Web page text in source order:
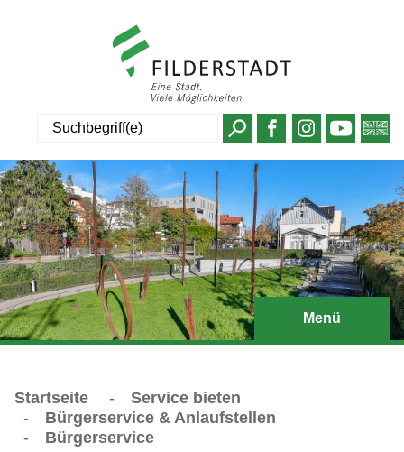
Menü
Startseite -
Service bieten
-
Bürgerservice & Anlaufstellen
-
Bürgerservice